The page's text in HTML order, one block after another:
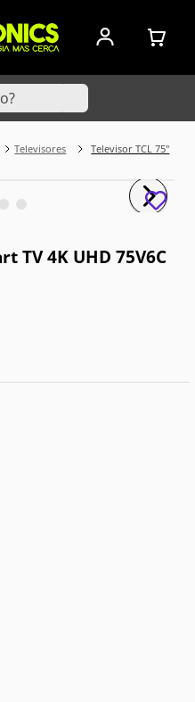
Televisores
Televisor TCL 75"
TV 4K UHD 75V6C
BUSCADOS